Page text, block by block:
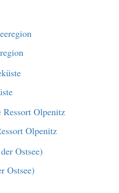
Olpenitz
Ostsee)